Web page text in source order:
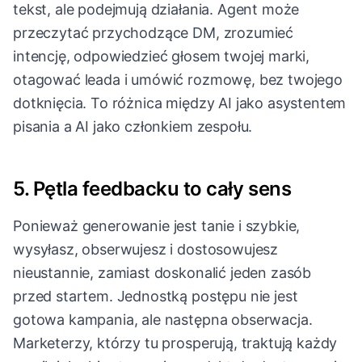
tekst, ale podejmują działania. Agent może
przeczytać przychodzące DM, zrozumieć
intencję, odpowiedzieć głosem twojej marki,
otagować leada i umówić rozmowę, bez twojego
dotknięcia. To różnica między AI jako asystentem
pisania a AI jako członkiem zespołu.
5. Pętla feedbacku to cały sens
Ponieważ generowanie jest tanie i szybkie,
wysyłasz, obserwujesz i dostosowujesz
nieustannie, zamiast doskonalić jeden zasób
przed startem. Jednostką postępu nie jest
gotowa kampania, ale następna obserwacja.
Marketerzy, którzy tu prosperują, traktują każdy